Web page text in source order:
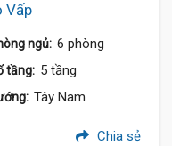
Vấp
ngủ: 6 phòng
tầng: 5 tầng
Tây Nam
Chia sẻ